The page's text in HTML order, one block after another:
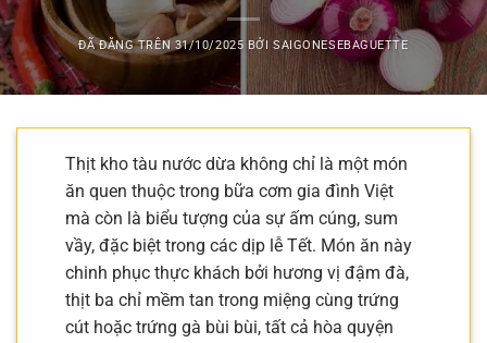
ĐÃ ĐĂNG TRÊN 31/10/2025 BỞISAIGONESEBAGUETTE
Thịt kho tàu nước dừa không chỉ là một món
ăn quen thuộc trong bữa cơm gia đình Việt
mà còn là biểu tượng của sự ấm cúng, sum
vầy, đặc biệt trong các dịp lễ Tết. Món ăn này
chinh phục thực khách bởi hương vị đậm đà,
thịt ba chỉ mềm tan trong miệng cùng trứng
cút hoặc trứng gà bùi bùi, tất cả hòa quyện